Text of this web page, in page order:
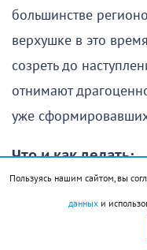
большинстве
верхушке в это
созреть до
отнимают
уже
Что и как делать:
Вершкование
середине или конце
региона) над
Пользуясь нашим сайтом, вы
данныхи